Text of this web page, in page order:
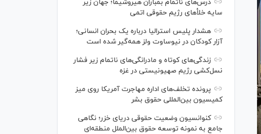
درس‌های ناتمام بمباران هیروشیما؛ جهان زیر
سایه خلأ‌های رژیم حقوقی اتمی
هشدار پلیس استرالیا درباره یک بحران انسانی؛
آزار کودکان در نیوساوت ولز همه‌گیر شده است
زندگی‌های کوتاه و مادرانگی‌های ناتمام زیر فشار
نسل‌کشی رژیم صهیونیستی در غزه
پرونده تخلف‌های اداره مهاجرت آمریکا روی میز
کمیسیون بین‌المللی حقوق بشر
کنوانسیون وضعیت حقوقی دریای خزر؛ نگاهی
جامع به نمونه توسعه حقوق بین‌الملل منطقه‌ای